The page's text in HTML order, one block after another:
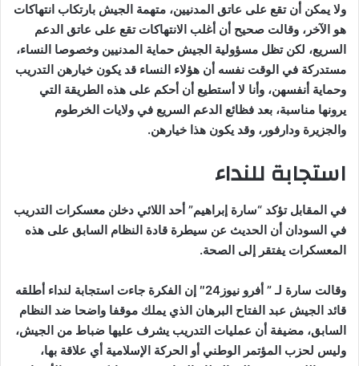
ولا يمكن أن تقع على عاتق المدنيين، متهمة الجيش بارتكاب انتهاكات
هو الآخر، وقالت صحيح أن أغلب الانتهاكات تقع على عاتق الدعم
السريع، لكن تظل مسؤولية الجيش حماية المدنيين وخصوصا النساء،
مستدركة في الوقت نفسه أن هؤلاء النساء قد يكون خيارهن التدريب
وحماية أنفسهن، وأنا لا أستطيع أن أحكم على هذه الطريقة التي
يرونها مناسبة، بعد فظائع الدعم السريع في ولايات الخرطوم
والجزيرة ودارفور، وقد يكون هذا خيارهن.
استجابة للنداء
في المقابل تؤكد “سارة إبراهيم” أحد اللائي دخلن معسكرات التدريب
في السودان أن الحديث عن سيطرة قادة النظام السابق على هذه
المعسكرات يفتقر إلى الصحة.
وقالت سارة لـ ” أفرو نيوز24″ إن الفكرة جاءت استجابة لنداء أطلقه
قائد الجيش عبد الفتاح البرهان الذي يملك موقفا واضحا ضد النظام
السابق، مضيفة أن عمليات التدريب يشرف عليها ضباط من الجيش،
وليس لحزب المؤتمر الوطني أو الحركة الإسلامية أي علاقة بها،